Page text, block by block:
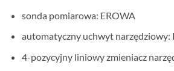
sonda pomiarowa: EROWA
automatyczny uchwyt narzędziowy:
4-pozycyjny liniowy zmieniacz